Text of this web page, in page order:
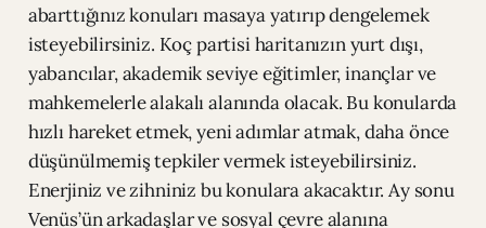
abarttığınız konuları masaya yatırıp dengelemek
isteyebilirsiniz. Koç partisi haritanızın yurt dışı,
yabancılar, akademik seviye eğitimler, inançlar ve
mahkemelerle alakalı alanında olacak. Bu konularda
hızlı hareket etmek, yeni adımlar atmak, daha önce
düşünülmemiş tepkiler vermek isteyebilirsiniz.
Enerjiniz ve zihniniz bu konulara akacaktır. Ay sonu
Venüs’ün arkadaşlar ve sosyal çevre alanına